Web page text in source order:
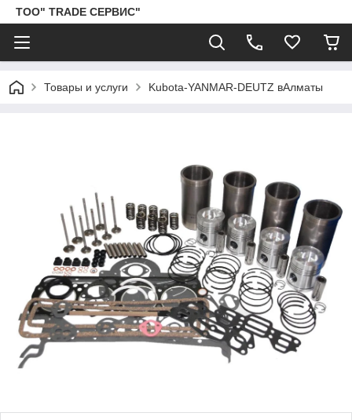
ТОО" TRADE СЕРВИС"
Товары и услуги Kubota-YANMAR-DEUTZ вАлматы